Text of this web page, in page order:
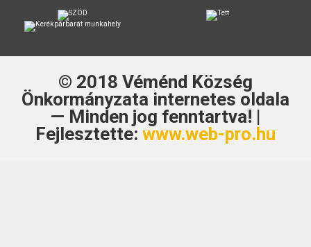
© 2018 Véménd Község
Önkormányzata internetes oldala
— Minden jog fenntartva! |
Fejlesztette: www.web-pro.hu